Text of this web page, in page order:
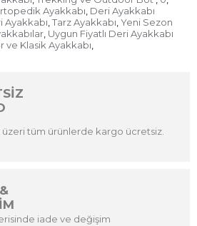
Ayakkabı, Deri Ayakkabı
Ayakkabı, Tarz Ayakkabı, Yeni Sezon
, Uygun Fiyatlı Deri Ayakkabı
ve Klasik Ayakkabı,
üzeri tüm ürünlerde kargo ücretsiz.
iade ve değişim